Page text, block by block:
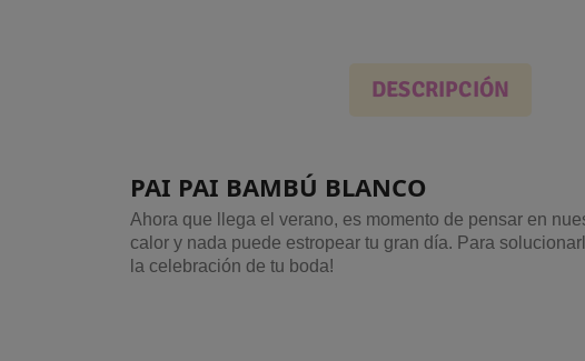
DESCRIPCIÓN
PAI PAI BAMBÚ BLANCO
Ahora que llega el verano, es momento de pensar en
calor y nada puede estropear tu gran día. Para
la celebración de tu boda!